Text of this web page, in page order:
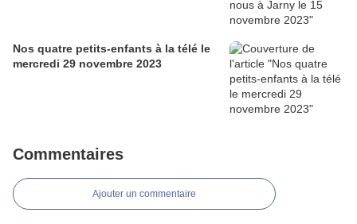
Nos quatre petits-enfants à la télé le
mercredi 29 novembre 2023
Commentaires
Ajouter un commentaire